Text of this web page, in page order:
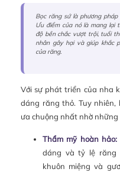
Bọc răng sứ là phương
Ưu điểm của nó là mang lại
độ bền chắc vượt trội, tuổi
nhân gây hại và giúp khắc
của răng.
Với sự phát triển của nha
dáng răng thỏ. Tuy
ưa chuộng nhất nhờ
Thẩm mỹ hoàn hảo:
dáng và tỷ lệ răng
khuôn miệng và